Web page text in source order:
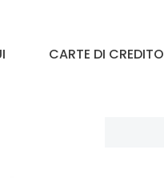
CARTE DI CREDITO